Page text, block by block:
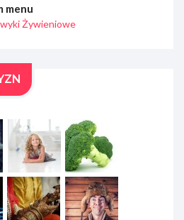
menu
Żywieniowe